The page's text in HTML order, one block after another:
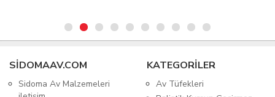
SIDOMAAV.COM
Sidoma Av Malzemeleri
KATEGORİLER
Av Tüfekleri